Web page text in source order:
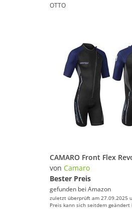
OTTO
von Camaro
Bester Preis
gefunden bei Amazon
zuletzt überprüft am 27.09.2025
Preis kann sich seitdem geändert